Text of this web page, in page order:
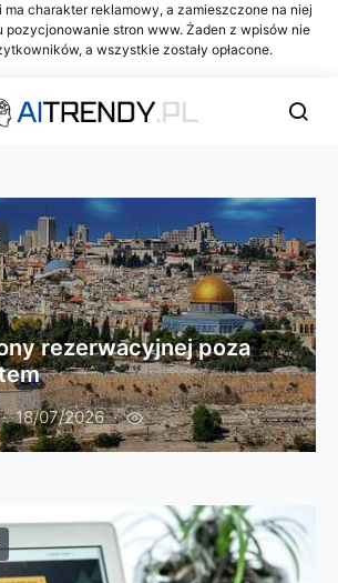
ma charakter reklamowy, a zamieszczone na niej
pozycjonowanie stron www. Żaden z wpisów nie
a wszystkie zostały opłacone.
rezerwacyjnej poza
18/07/2026